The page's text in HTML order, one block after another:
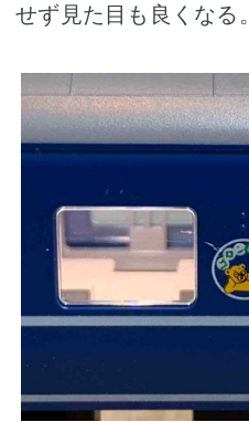
せず見た目も良くなる。